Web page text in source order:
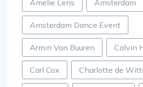
Amelie Lens Amsterdam
Amsterdam Dance Event
Armin Van Buuren Calvin
Carl Cox Charlotte de